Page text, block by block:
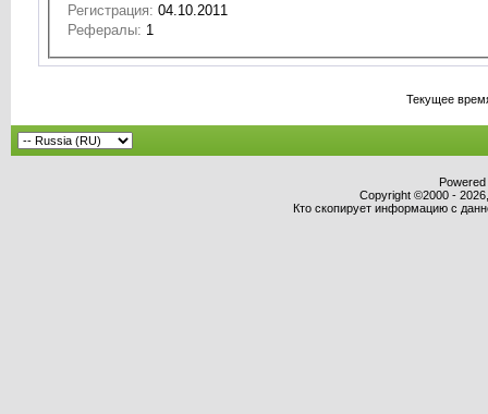
Регистрация: 04.10.2011
Рефералы: 1
Текущее
Copyright ©2000 -
Кто скопирует информацию с